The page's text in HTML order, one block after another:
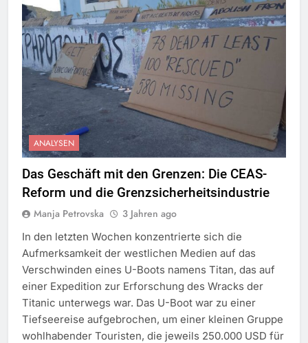
ANALYSEN
Das Geschäft mit den Grenzen: Die CEAS-
Reform und die Grenzsicherheitsindustrie
Manja Petrovska 3 Jahren ago
In den letzten Wochen konzentrierte sich die
Aufmerksamkeit der westlichen Medien auf das
Verschwinden eines U-Boots namens Titan, das auf
einer Expedition zur Erforschung des Wracks der
Titanic unterwegs war. Das U-Boot war zu einer
Tiefseereise aufgebrochen, um einer kleinen Gruppe
wohlhabender Touristen, die jeweils 250.000 USD für